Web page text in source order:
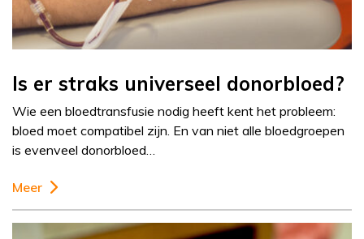
Is er straks universeel donorbloed?
Wie een bloedtransfusie nodig heeft kent het probleem:
bloed moet compatibel zijn. En van niet alle bloedgroepen
is evenveel donorbloed…
Meer